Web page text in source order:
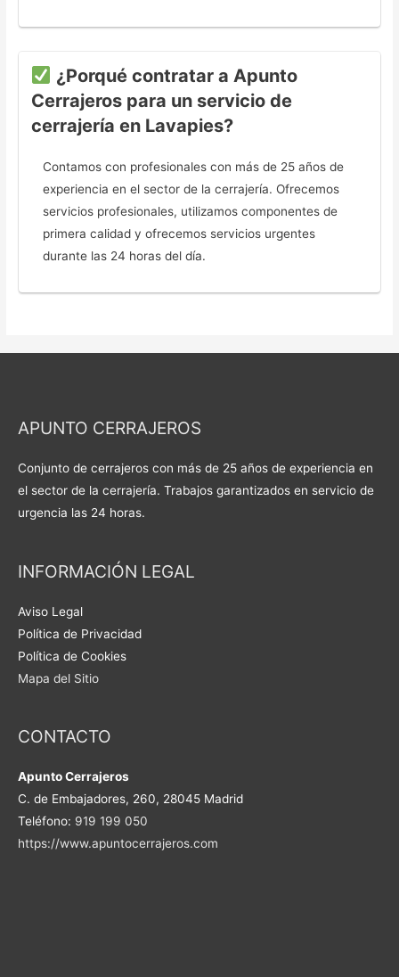
¿Porqué contratar a Apunto
Cerrajeros para un servicio de
cerrajería en Lavapies?
Contamos con profesionales con más de 25 años de
experiencia en el sector de la cerrajería. Ofrecemos
servicios profesionales, utilizamos componentes de
primera calidad y ofrecemos servicios urgentes
durante las 24 horas del día.
APUNTO CERRAJEROS
Conjunto de cerrajeros con más de 25 años de experiencia en
el sector de la cerrajería. Trabajos garantizados en servicio de
urgencia las 24 horas.
INFORMACIÓN LEGAL
Aviso Legal
Política de Privacidad
Política de Cookies
Mapa del Sitio
CONTACTO
Apunto Cerrajeros
C. de Embajadores, 260, 28045 Madrid
Teléfono: 919 199 050
https://www.apuntocerrajeros.com